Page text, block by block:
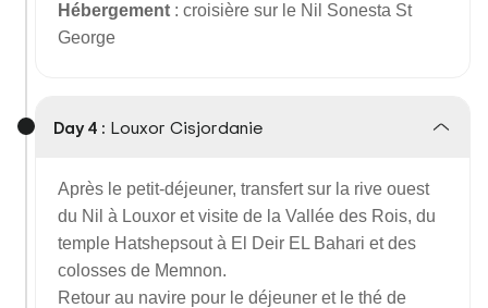
Hébergement : croisière sur le Nil Sonesta St
George
Day 4 : Louxor Cisjordanie
Après le petit-déjeuner, transfert sur la rive ouest
du Nil à Louxor et visite de la Vallée des Rois, du
temple Hatshepsout à El Deir EL Bahari et des
colosses de Memnon.
Retour au navire pour le déjeuner et le thé de